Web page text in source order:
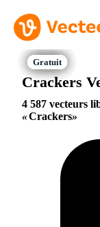
Crackers
4 587 vecteurs
Crackers